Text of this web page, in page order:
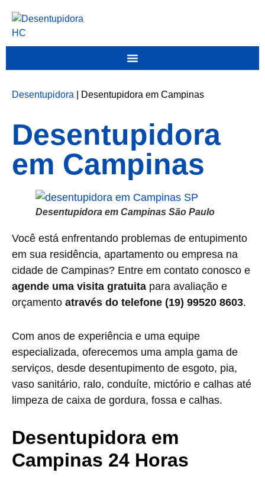
Desentupidora Desentupidora em Campinas
Desentupidora
em Campinas
Desentupidora em Campinas São Paulo
Você está enfrentando problemas de entupimento
em sua residência, apartamento ou empresa na
cidade de Campinas? Entre em contato conosco e
agende uma visita gratuita para avaliação e
orçamento através do telefone (19) 99520 8603.
Com anos de experiência e uma equipe
especializada, oferecemos uma ampla gama de
serviços, desde desentupimento de esgoto, pia,
vaso sanitário, ralo, conduíte, mictório e calhas até
limpeza de caixa de gordura, fossa e calhas.
Desentupidora em
Campinas 24 Horas